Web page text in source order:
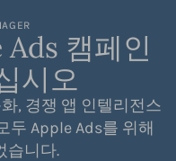
캠페인
시오
, 경쟁 앱 인텔리전스
두 Apple Ads를 위해
습니다.